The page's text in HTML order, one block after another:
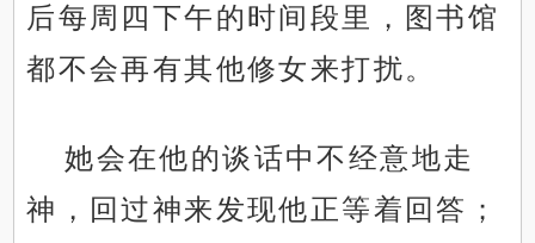
后每周四下午的时间段里，图书馆
都不会再有其他修女来打扰。
她会在他的谈话中不经意地走
神，回过神来发现他正等着回答；